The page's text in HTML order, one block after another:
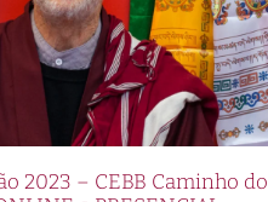
2023 – CEBB Caminho do